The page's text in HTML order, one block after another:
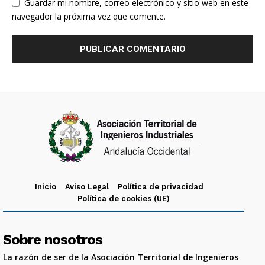
Guardar mi nombre, correo electrónico y sitio web en este
navegador la próxima vez que comente.
Inicio Aviso Legal
Política de privacidad
Política de cookies (UE)
Sobre nosotros
La razón de ser de la Asociación Territorial de Ingenieros